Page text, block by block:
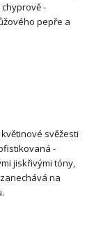
-
pepře a
svěžesti
-
jiskřivými tóny,
na